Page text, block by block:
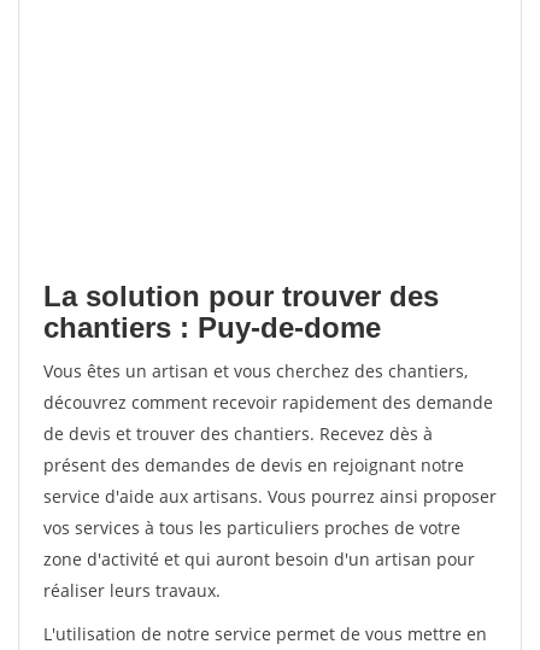
La solution pour trouver des
chantiers : Puy-de-dome
Vous êtes un artisan et vous cherchez des chantiers,
découvrez comment recevoir rapidement des demande
de devis et trouver des chantiers. Recevez dès à
présent des demandes de devis en rejoignant notre
service d'aide aux artisans. Vous pourrez ainsi proposer
vos services à tous les particuliers proches de votre
zone d'activité et qui auront besoin d'un artisan pour
réaliser leurs travaux.
L'utilisation de notre service permet de vous mettre en